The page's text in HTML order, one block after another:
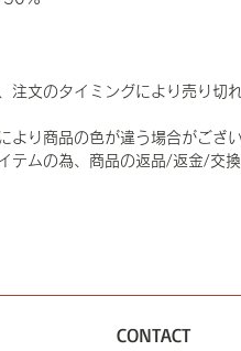
注文のタイミングにより売り切
より商品の色が違う場合がござい
テムの為、商品の返品/返金/交
CONTACT